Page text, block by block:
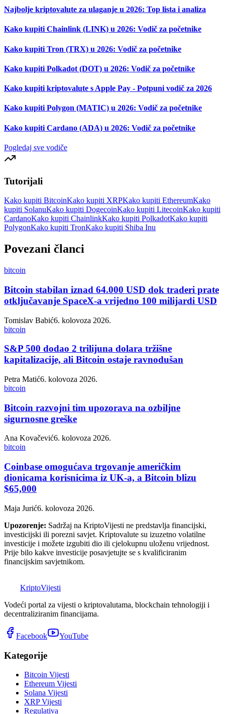
Najbolje kriptovalute za ulaganje u 2026: Top lista i analiza
Kako kupiti Chainlink (LINK) u 2026: Vodič za početnike
Kako kupiti Tron (TRX) u 2026: Vodič za početnike
Kako kupiti Polkadot (DOT) u 2026: Vodič za početnike
Kako kupiti kriptovalute s Apple Pay - Potpuni vodič za 2026
Kako kupiti Polygon (MATIC) u 2026: Vodič za početnike
Kako kupiti Cardano (ADA) u 2026: Vodič za početnike
Pogledaj sve vodiče
Tutorijali
Kako kupiti BitcoinKako kupiti XRPKako kupiti EthereumKako
kupiti SolanuKako kupiti DogecoinKako kupiti LitecoinKako kupiti
CardanoKako kupiti ChainlinkKako kupiti PolkadotKako kupiti
PolygonKako kupiti TronKako kupiti Shiba Inu
Povezani članci
bitcoin
Bitcoin stabilan iznad 64.000 USD dok traderi prate
otključavanje SpaceX-a vrijedno 100 milijardi USD
Tomislav Babić6. kolovoza 2026.
bitcoin
S&P 500 dodao 2 trilijuna dolara tržišne
kapitalizacije, ali Bitcoin ostaje ravnodušan
Petra Matić6. kolovoza 2026.
bitcoin
Bitcoin razvojni tim upozorava na ozbiljne
sigurnosne greške
Ana Kovačević6. kolovoza 2026.
bitcoin
Coinbase omogućava trgovanje američkim
dionicama korisnicima iz UK-a, a Bitcoin blizu
$65,000
Maja Jurić6. kolovoza 2026.
Upozorenje: Sadržaj na KriptoVijesti ne predstavlja financijski,
investicijski ili porezni savjet. Kriptovalute su izuzetno volatilne
investicije i možete izgubiti dio ili cjelokupnu uloženu vrijednost.
Prije bilo kakve investicije posavjetujte se s kvalificiranim
financijskim savjetnikom.
KriptoVijesti
Vodeći portal za vijesti o kriptovalutama, blockchain tehnologiji i
decentraliziranim financijama.
Facebook YouTube
Kategorije
Bitcoin Vijesti
Ethereum Vijesti
Solana Vijesti
XRP Vijesti
Regulativa